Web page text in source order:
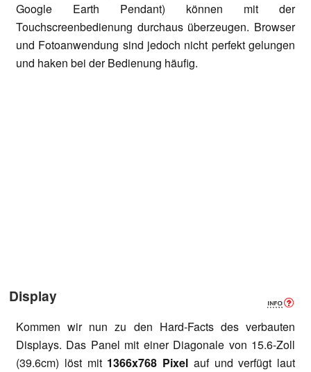
Google Earth Pendant) können mit der
Touchscreenbedienung durchaus überzeugen. Browser
und Fotoanwendung sind jedoch nicht perfekt gelungen
und haken bei der Bedienung häufig.
Display
Kommen wir nun zu den Hard-Facts des verbauten
Displays. Das Panel mit einer Diagonale von 15.6-Zoll
(39.6cm) löst mit 1366x768 Pixel auf und verfügt laut